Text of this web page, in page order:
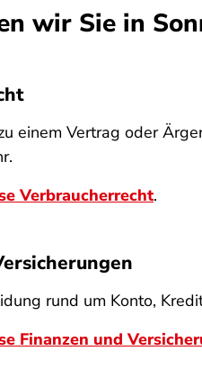
wir Sie in
einem Vertrag oder
Verbraucherrecht.
rund um Konto,
Finanzen und